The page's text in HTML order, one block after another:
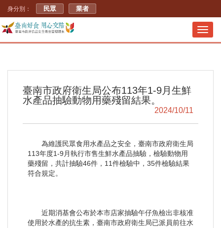
身分別： 民眾 業者
臺南市政府衛生局公布113年1-9月生鮮
水產品抽驗動物用藥殘留結果。
2024/10/11
為維護民眾食用水產品之安全，臺南市政府衛生局
113年度1-9月執行市售生鮮水產品抽驗，檢驗動物用
藥殘留，共計抽驗46件，11件檢驗中，35件檢驗結果
符合規定。
近期消基會公布於本市店家抽驗午仔魚檢出非核准
使用於水產的抗生素，臺南市政府衛生局已派員前往水